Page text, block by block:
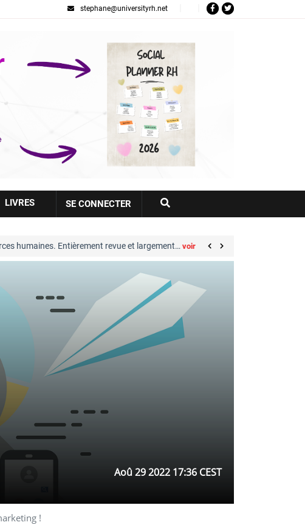
stephane@universityrh.net
LIVRES
Votre
compte
SE CONNECTER
revue et largement…voir Great Place to Work®
Aoû 29 2022 17:36 CEST
!